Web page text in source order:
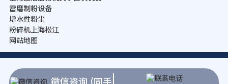
雷磨制粉设备
增水性粉尘
粉碎机上海松江
网站地图